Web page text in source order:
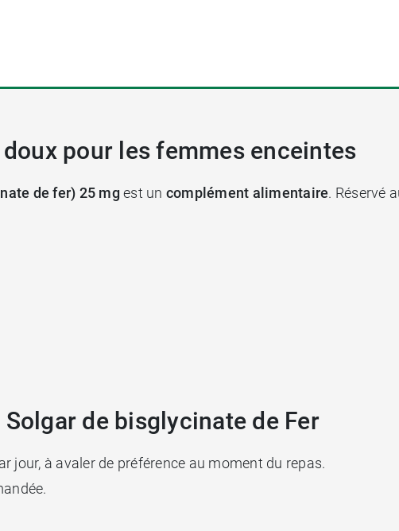
pour les femmes enceintes
de fer) 25 mgest un complément alimentaire. Réservé
de bisglycinate de Fer
jour, à avaler de préférence au moment du repas.